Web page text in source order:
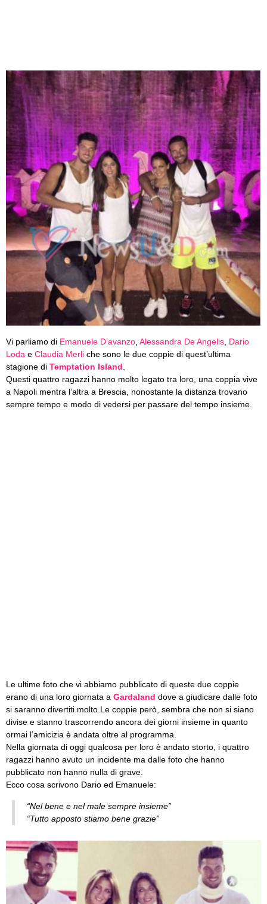
Vi parliamo di Emanuele D’avanzo Alessandra De Angelis Dario
Loda e Claudia Merli che sono le due coppie di quest’ultima
stagione di Temptation Island
Questi quattro ragazzi hanno molto legato tra loro, una coppia vive
a Napoli mentra l’altra a Brescia, nonostante la distanza trovano
sempre tempo e modo di vedersi per passare del tempo insieme.
Le ultime foto che vi abbiamo pubblicato di queste due coppie
erano di una loro giornata a Gardaland dove a giudicare dalle foto
si saranno divertiti molto. Le coppie però, sembra che non si siano
divise e stanno trascorrendo ancora dei giorni insieme in quanto
ormai l’amicizia è andata oltre al programma.
Nella giornata di oggi qualcosa per loro è andato storto, i quattro
ragazzi hanno avuto un incidente ma dalle foto che hanno
pubblicato non hanno nulla di grave.
Ecco cosa scrivono Dario ed Emanuele:
“Nel bene e nel male sempre insieme”
“Tutto apposto stiamo bene grazie”